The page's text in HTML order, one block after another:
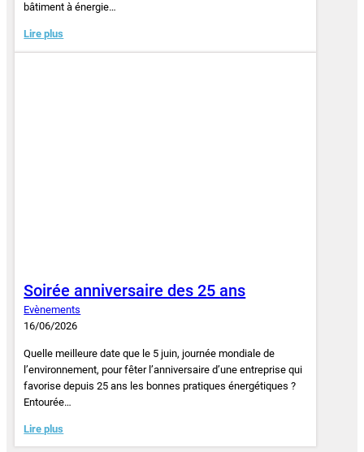
bâtiment à énergie…
Lire plus
Soirée anniversaire des 25 ans
Evènements
16/06/2026
Quelle meilleure date que le 5 juin, journée mondiale de
l’environnement, pour fêter l’anniversaire d’une entreprise qui
favorise depuis 25 ans les bonnes pratiques énergétiques ?
Entourée…
Lire plus